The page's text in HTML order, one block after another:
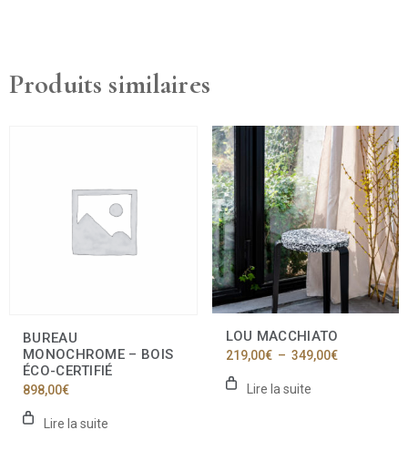
Produits similaires
BUREAU
MONOCHROME – BOIS
ÉCO-CERTIFIÉ
898,00€
Lire la suite
LOU MACCHIATO
219,00€ – 349,00€Plage
Lire la suite